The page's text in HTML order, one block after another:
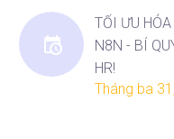
TỐI ƯU
N8N - BÍ
HR!
Tháng ba